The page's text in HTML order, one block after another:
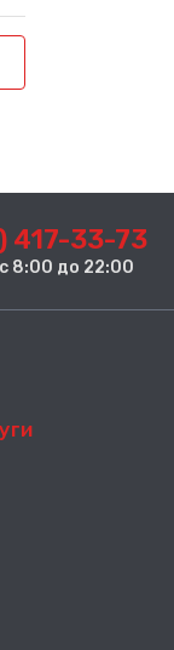
417-33-73
8:00 до 22:00